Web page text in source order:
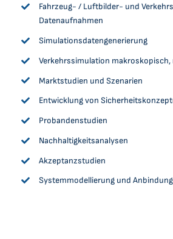
Fahrzeug- / Luftbilder- und
Datenaufnahmen
Simulationsdatengenerierung
Verkehrssimulation
Marktstudien und Szenarien
Entwicklung von
Probandenstudien
Nachhaltigkeitsanalysen
Akzeptanzstudien
Systemmodellierung und Anbindung